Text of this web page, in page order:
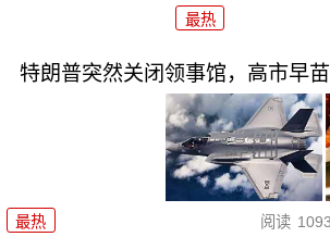
最热
特朗普突然关闭领事馆，高市早
最热 阅读